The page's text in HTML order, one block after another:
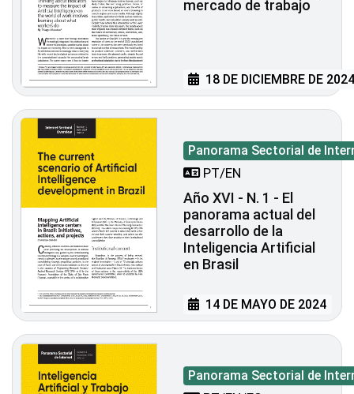
mercado de trabajo
18 DE DICIEMBRE DE
Panorama Sectorial de
PT/EN
Año XVI - N. 1 - El
panorama actual del
desarrollo de la
Inteligencia Artificial
en Brasil
14 DE MAYO DE 2024
Panorama Sectorial de